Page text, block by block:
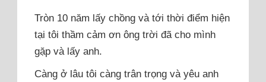
Tròn 10 năm lấy chồng và tới thời điểm hiện
tại tôi thầm cảm ơn ông trời đã cho mình
gặp và lấy anh.
Càng ở lâu tôi càng trân trọng và yêu anh